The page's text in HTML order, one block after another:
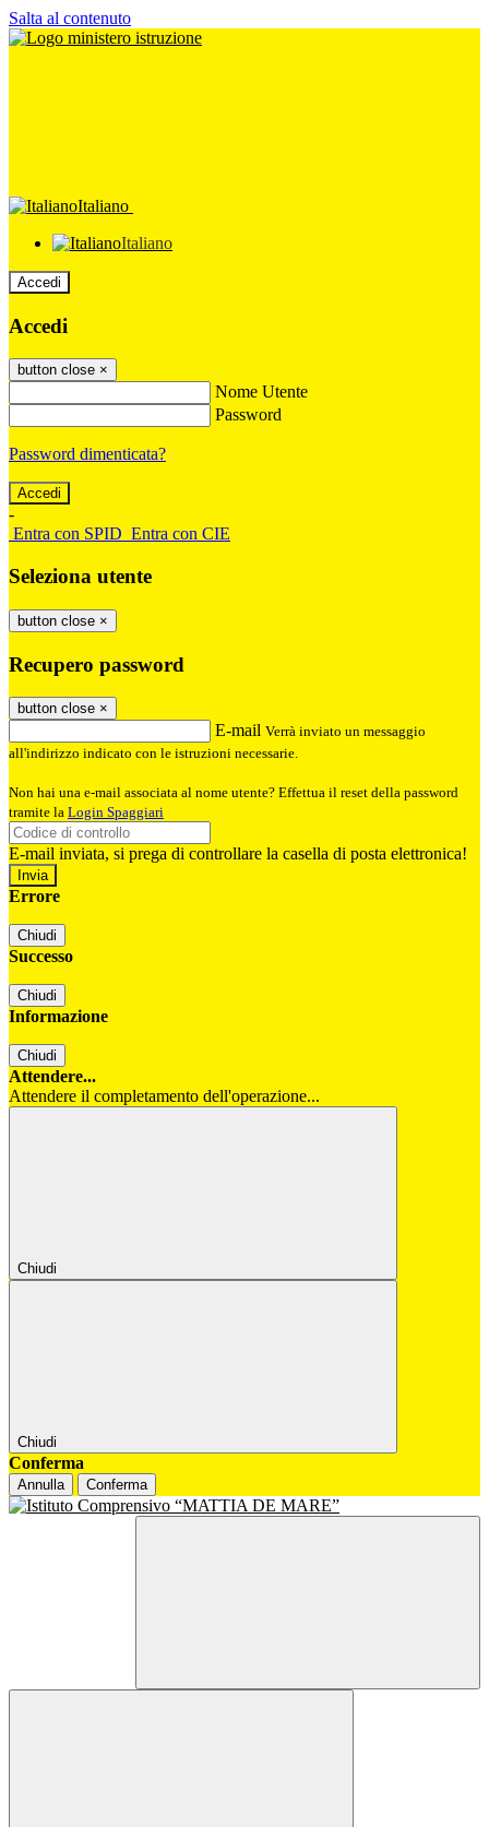
Salta al contenuto
Italiano
Italiano
Accedi
Accedi
button close ×
Nome Utente
Password
Password dimenticata?
-
Entra con SPID Entra con CIE
Seleziona utente
button close ×
Recupero password
button close ×
E-mail Verrà inviato un messaggio
all'indirizzo indicato con le istruzioni necessarie.
Non hai una e-mail associata al nome utente? Effettua il reset della password
tramite la Login Spaggiari
E-mail inviata, si prega di controllare la casella di posta elettronica!
Errore
Chiudi
Successo
Chiudi
Informazione
Chiudi
Attendere...
Attendere il completamento dell'operazione...
Chiudi
Chiudi
Conferma
Annulla Conferma